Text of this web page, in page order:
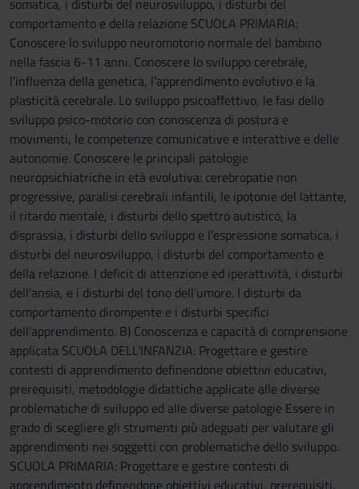
somatica, i disturbi del neurosviluppo, i disturbi del
comportamento e della relazione SCUOLA PRIMARIA:
Conoscere lo sviluppo neuromotorio normale del bambino
nella fascia 6-11 anni. Conoscere lo sviluppo cerebrale,
l’influenza della genetica, l’apprendimento evolutivo e la
plasticità cerebrale. Lo sviluppo psicoaffettivo, le fasi dello
sviluppo psico-motorio con conoscenza di postura e
movimenti, le competenze comunicative e interattive e delle
autonomie. Conoscere le principali patologie
neuropsichiatriche in età evolutiva: cerebropatie non
progressive, paralisi cerebrali infantili, le ipotonie del lattante,
il ritardo mentale, i disturbi dello spettro autistico, la
disprassia, i disturbi dello sviluppo e l’espressione somatica, i
disturbi del neurosviluppo, i disturbi del comportamento e
della relazione. I deficit di attenzione ed iperattività, i disturbi
dell’ansia, e i disturbi del tono dell’umore. I disturbi da
comportamento dirompente e i disturbi specifici
dell’apprendimento. B) Conoscenza e capacità di comprensione
applicata SCUOLA DELL'INFANZIA: Progettare e gestire
contesti di apprendimento definendone obiettivi educativi,
prerequisiti, metodologie didattiche applicate alle diverse
problematiche di sviluppo ed alle diverse patologie Essere in
grado di scegliere gli strumenti più adeguati per valutare gli
apprendimenti nei soggetti con problematiche dello sviluppo.
SCUOLA PRIMARIA: Progettare e gestire contesti di
apprendimento definendone obiettivi educativi, prerequisiti,